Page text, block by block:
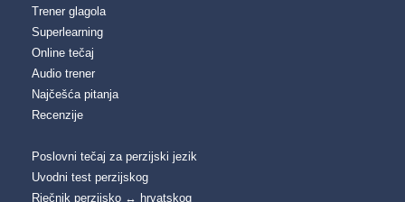
Trener glagola
Superlearning
Online tečaj
Audio trener
Najčešća pitanja
Recenzije
Poslovni tečaj za perzijski jezik
Uvodni test perzijskog
Rječnik perzijsko ↔ hrvatskog